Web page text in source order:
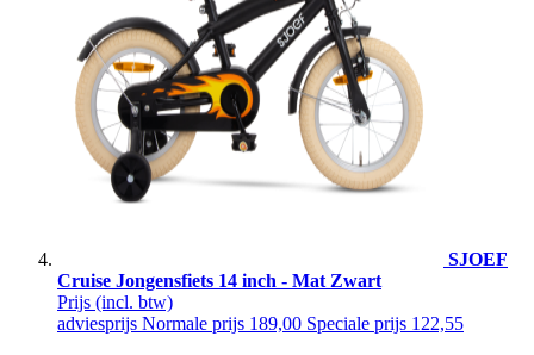
SJOEF
Cruise Jongensfiets 14 inch - Mat Zwart
Prijs (incl. btw)
adviesprijs Normale prijs 189,00 Speciale prijs 122,55